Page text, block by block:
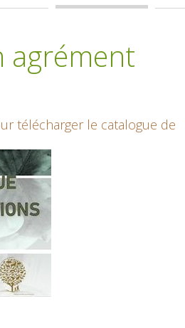
agrément
télécharger le catalogue de